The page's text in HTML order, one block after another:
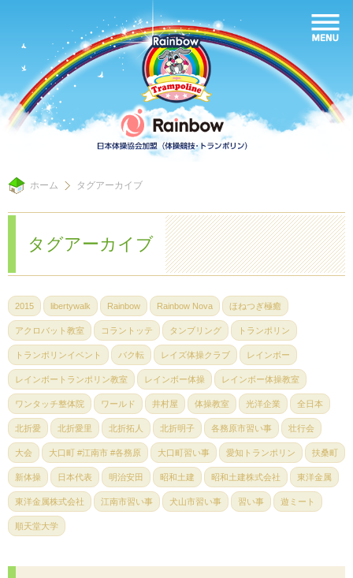
ホーム タグアーカイブ
タグアーカイブ
2015 libertywalk Rainbow Rainbow Nova ほねつぎ極癒
アクロバット教室 コラントッテ タンブリング トランポリン
トランポリンイベント バク転 レイズ体操クラブ レインボー
レインボートランポリン教室 レインボー体操 レインボー体操教室
ワンタッチ整体院 ワールド 井村屋 体操教室 光洋企業 全日本
北折愛 北折愛里 北折拓人 北折明子 各務原市習い事 壮行会
大会 大口町 #江南市 #各務原 大口町習い事 愛知トランポリン 扶桑町
新体操 日本代表 明治安田 昭和土建 昭和土建株式会社 東洋金属
東洋金属株式会社 江南市習い事 犬山市習い事 習い事 遊ミート
順天堂大学